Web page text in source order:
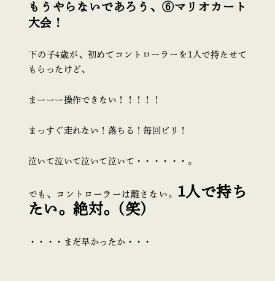
もうやらないであろう、⑥マリオカート
大会！
下の子4歳が、初めてコントローラーを1人で持たせて
もらったけど、
まーーー操作できない！！！！！
まっすぐ走れない！落ちる！毎回ビリ！
泣いて泣いて泣いて泣いて・・・・・・。
でも、コントローラーは離さない。 1人で持ち
たい。絶対。(笑)
・・・・まだ早かったか・・・